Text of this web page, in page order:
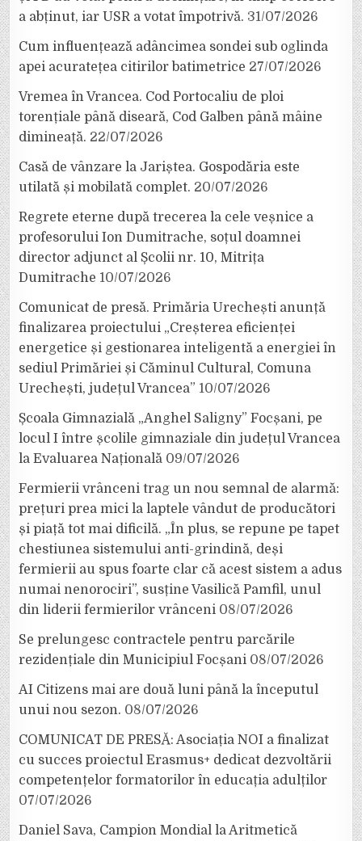
a abținut, iar USR a votat împotrivă. 31/07/2026
Cum influențează adâncimea sondei sub oglinda
apei acuratețea citirilor batimetrice 27/07/2026
Vremea în Vrancea. Cod Portocaliu de ploi
torențiale până diseară, Cod Galben până mâine
dimineață. 22/07/2026
Casă de vânzare la Jariștea. Gospodăria este
utilată și mobilată complet. 20/07/2026
Regrete eterne după trecerea la cele veșnice a
profesorului Ion Dumitrache, soțul doamnei
director adjunct al Școlii nr. 10, Mitrița
Dumitrache 10/07/2026
Comunicat de presă. Primăria Urechești anunță
finalizarea proiectului „Creșterea eficienței
energetice și gestionarea inteligentă a energiei în
sediul Primăriei și Căminul Cultural, Comuna
Urechești, județul Vrancea” 10/07/2026
Școala Gimnazială „Anghel Saligny” Focșani, pe
locul I între școlile gimnaziale din județul Vrancea
la Evaluarea Națională 09/07/2026
Fermierii vrânceni trag un nou semnal de alarmă:
prețuri prea mici la laptele vândut de producători
și piață tot mai dificilă. „În plus, se repune pe tapet
chestiunea sistemului anti-grindină, deși
fermierii au spus foarte clar că acest sistem a adus
numai nenorociri”, susține Vasilică Pamfil, unul
din liderii fermierilor vrânceni 08/07/2026
Se prelungesc contractele pentru parcările
rezidențiale din Municipiul Focșani 08/07/2026
AI Citizens mai are două luni până la începutul
unui nou sezon. 08/07/2026
COMUNICAT DE PRESĂ: Asociația NOI a finalizat
cu succes proiectul Erasmus+ dedicat dezvoltării
competențelor formatorilor în educația adulților
07/07/2026
Daniel Sava, Campion Mondial la Aritmetică